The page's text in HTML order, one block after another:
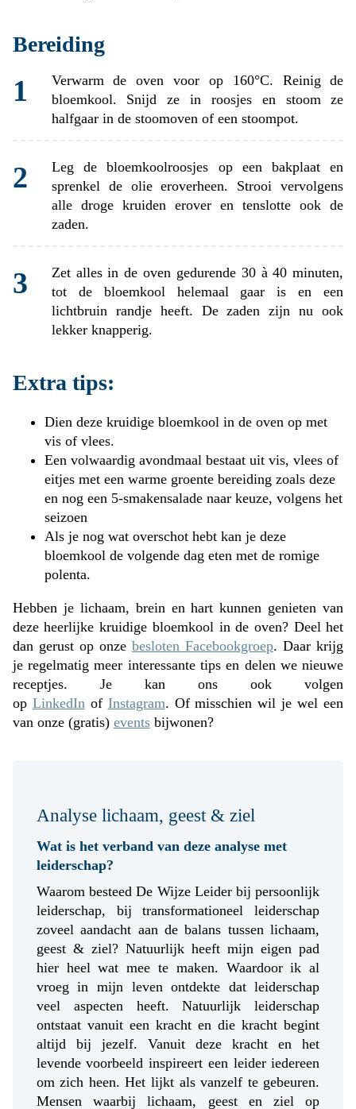
Bereiding
Verwarm de oven voor op 160°C. Reinig de
bloemkool. Snijd ze in roosjes en stoom ze
halfgaar in de stoomoven of een stoompot.
Leg de bloemkoolroosjes op een bakplaat en
sprenkel de olie eroverheen. Strooi vervolgens
alle droge kruiden erover en tenslotte ook de
zaden.
Zet alles in de oven gedurende 30 à 40 minuten,
tot de bloemkool helemaal gaar is en een
lichtbruin randje heeft. De zaden zijn nu ook
lekker knapperig.
Extra tips:
Dien deze kruidige bloemkool in de oven op met
vis of vlees.
Een volwaardig avondmaal bestaat uit vis, vlees of
eitjes met een warme groente bereiding zoals deze
en nog een 5-smakensalade naar keuze, volgens het
seizoen
Als je nog wat overschot hebt kan je deze
bloemkool de volgende dag eten met de romige
polenta.
Hebben je lichaam, brein en hart kunnen genieten van
deze heerlijke kruidige bloemkool in de oven? Deel het
dan gerust op onzebesloten Facebookgroep. Daar krijg
je regelmatig meer interessante tips en delen we nieuwe
receptjes. Je kan ons ook volgen
op LinkedIn of Instagram. Of misschien wil je wel een
van onze (gratis) eventsbijwonen?
Analyse lichaam, geest & ziel
Wat is het verband van deze analyse met
leiderschap?
Waarom besteed De Wijze Leider bij persoonlijk
leiderschap, bij transformationeel leiderschap
zoveel aandacht aan de balans tussen lichaam,
geest & ziel? Natuurlijk heeft mijn eigen pad
hier heel wat mee te maken. Waardoor ik al
vroeg in mijn leven ontdekte dat leiderschap
veel aspecten heeft. Natuurlijk leiderschap
ontstaat vanuit een kracht en die kracht begint
altijd bij jezelf. Vanuit deze kracht en het
levende voorbeeld inspireert een leider iedereen
om zich heen. Het lijkt als vanzelf te gebeuren.
Mensen waarbij lichaam, geest en ziel op